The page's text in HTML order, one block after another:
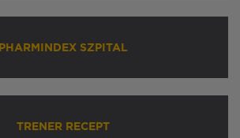
PHARMINDEX SZPITAL
TRENER RECEPT